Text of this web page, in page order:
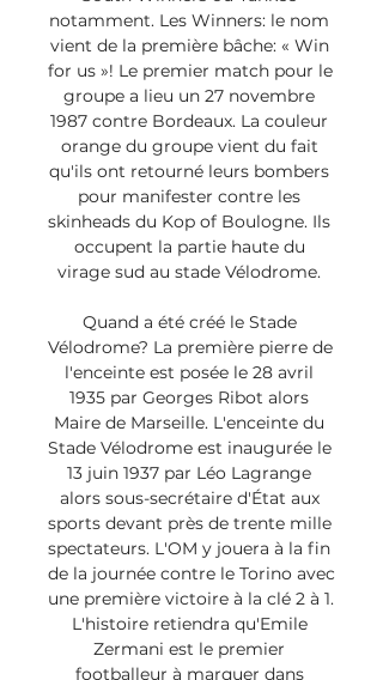
notamment. Les Winners: le nom
vient de la première bâche: « Win
for us »! Le premier match pour le
groupe a lieu un 27 novembre
1987 contre Bordeaux. La couleur
orange du groupe vient du fait
qu'ils ont retourné leurs bombers
pour manifester contre les
skinheads du Kop of Boulogne. Ils
occupent la partie haute du
virage sud au stade Vélodrome.
Quand a été créé le Stade
Vélodrome? La première pierre de
l'enceinte est posée le 28 avril
1935 par Georges Ribot alors
Maire de Marseille. L'enceinte du
Stade Vélodrome est inaugurée le
13 juin 1937 par Léo Lagrange
alors sous-secrétaire d'État aux
sports devant près de trente mille
spectateurs. L'OM y jouera à la fin
de la journée contre le Torino avec
une première victoire à la clé 2 à 1.
L'histoire retiendra qu'Emile
Zermani est le premier
footballeur à marquer dans